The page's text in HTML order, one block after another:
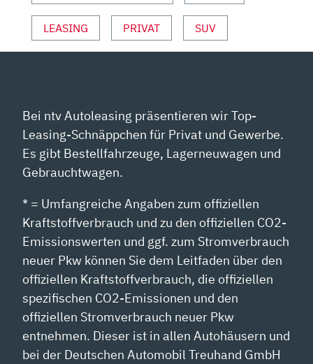
ANZEIGEN
LEASING PRIVAT SUV
Bei ntv Autoleasing präsentieren wir Top-
Leasing-Schnäppchen für Privat und Gewerbe.
Es gibt Bestellfahrzeuge, Lagerneuwagen und
Gebrauchtwagen.
* = Umfangreiche Angaben zum offiziellen
Kraftstoffverbrauch und zu den offiziellen CO2-
Emissionswerten und ggf. zum Stromverbrauch
neuer Pkw können Sie dem Leitfaden über den
offiziellen Kraftstoffverbrauch, die offiziellen
spezifischen CO2-Emissionen und den
offiziellen Stromverbrauch neuer Pkw
entnehmen. Dieser ist in allen Autohäusern und
bei der Deutschen Automobil Treuhand GmbH